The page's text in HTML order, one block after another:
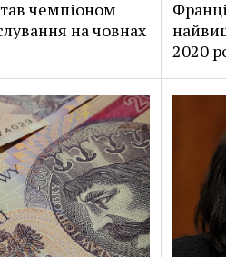
чемпіоном
на човнах
2020